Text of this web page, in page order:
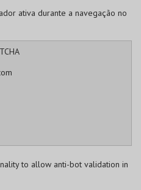
ativa durante a navegação no
to allow anti-bot validation in